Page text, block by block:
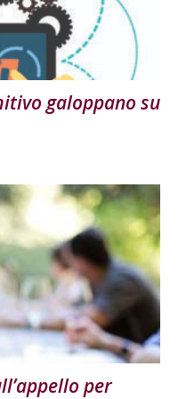
galoppano su
per